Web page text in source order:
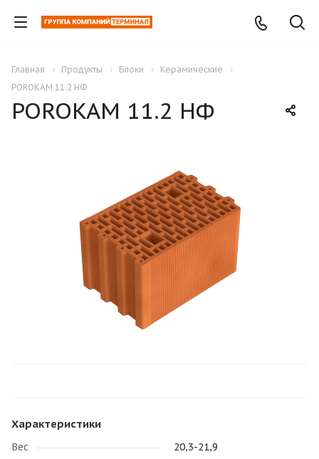
Главная Продукты Блоки
Керамические
POROKAM 11.2 НФ
POROKAM 11.2 НФ
Характеристики
Вес
20,3-21,9